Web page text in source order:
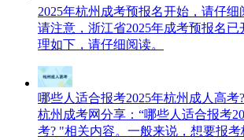
2025年杭州成考预报名开始，请仔细
请注意，浙江省2025年成考预报名
理如下，请仔细阅读。
哪些人适合报考2025年杭州成人高考?
杭州成考网分享：“哪些人适合报考
考? "相关内容。一般来说，想要报